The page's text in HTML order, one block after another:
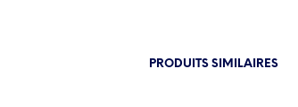
PRODUITS SIMILAIRES